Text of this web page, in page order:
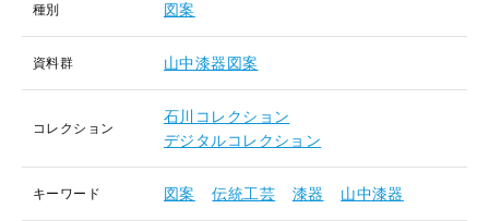
種別 図案
資料群 山中漆器図案
コレクション
石川コレクション
デジタルコレクション
キーワード 図案 伝統工芸 漆器 山中漆器